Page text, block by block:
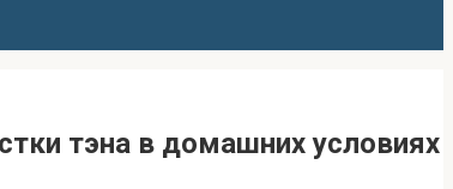
тэна в домашних условиях